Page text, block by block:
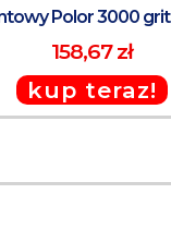
Polor 3000 grit
158,67 zł
kup teraz!